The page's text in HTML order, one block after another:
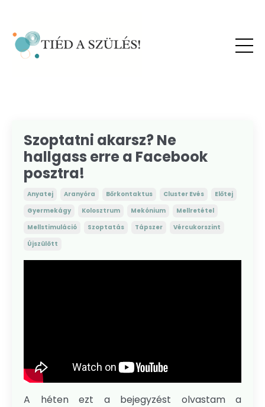
Szoptatni akarsz? Ne
hallgass erre a Facebook
posztra!
Anyatej Aranyóra Bőrkontaktus Cluster Evés
Előtej
Gyermekágy
Kolosztrum Mekónium
Mellretétel
Mellstimuláció
Szoptatás Tápszer
Vércukorszint
Újszülött
A héten ezt a bejegyzést olvastam a